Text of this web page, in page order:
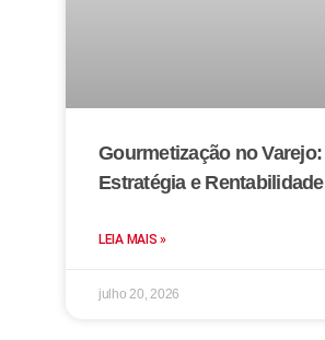
Gourmetização no Varejo:
Estratégia e Rentabilidade
LEIA MAIS »
julho 20, 2026